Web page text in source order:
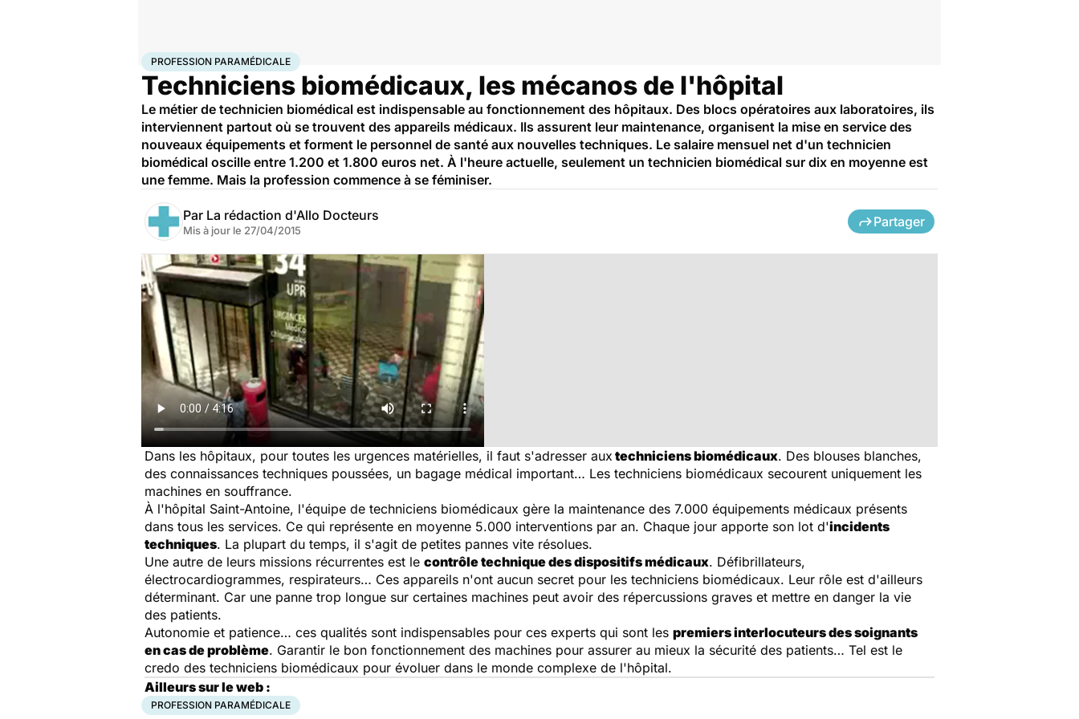
AccueilSantéProfession paramédicale
PROFESSION PARAMÉDICALE
Techniciens biomédicaux, les mécanos de l'hôpital
Le métier de technicien biomédical est indispensable au fonctionnement des hôpitaux. Des blocs opératoires aux laboratoires, ils
interviennent partout où se trouvent des appareils médicaux. Ils assurent leur maintenance, organisent la mise en service des
nouveaux équipements et forment le personnel de santé aux nouvelles techniques. Le salaire mensuel net d'un technicien
biomédical oscille entre 1.200 et 1.800 euros net. À l'heure actuelle, seulement un technicien biomédical sur dix en moyenne est
une femme. Mais la profession commence à se féminiser.
Par La rédaction d'Allo Docteurs
Mis à jour le 27/04/2015
Partager
Dans les hôpitaux, pour toutes les urgences matérielles, il faut s'adresser aux techniciens biomédicaux. Des blouses blanches,
des connaissances techniques poussées, un bagage médical important… Les techniciens biomédicaux secourent uniquement les
machines en souffrance.
À l'hôpital Saint-Antoine, l'équipe de techniciens biomédicaux gère la maintenance des 7.000 équipements médicaux présents
dans tous les services. Ce qui représente en moyenne 5.000 interventions par an. Chaque jour apporte son lot d'incidents
techniques. La plupart du temps, il s'agit de petites pannes vite résolues.
Une autre de leurs missions récurrentes est le contrôle technique des dispositifs médicaux. Défibrillateurs,
électrocardiogrammes, respirateurs… Ces appareils n'ont aucun secret pour les techniciens biomédicaux. Leur rôle est d'ailleurs
déterminant. Car une panne trop longue sur certaines machines peut avoir des répercussions graves et mettre en danger la vie
des patients.
Autonomie et patience… ces qualités sont indispensables pour ces experts qui sont les premiers interlocuteurs des soignants
en cas de problème. Garantir le bon fonctionnement des machines pour assurer au mieux la sécurité des patients… Tel est le
credo des techniciens biomédicaux pour évoluer dans le monde complexe de l'hôpital.
Ailleurs sur le web :
PROFESSION PARAMÉDICALE